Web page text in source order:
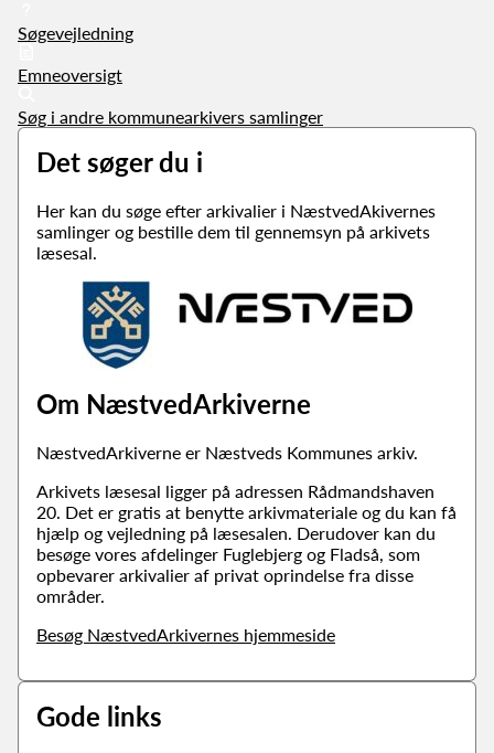
Søgevejledning
Emneoversigt
Søg i andre kommunearkivers samlinger
Det søger du i
Her kan du søge efter arkivalier i NæstvedAkivernes
samlinger og bestille dem til gennemsyn på arkivets
læsesal.
Om NæstvedArkiverne
NæstvedArkiverne er Næstveds Kommunes arkiv.
Arkivets læsesal ligger på adressen Rådmandshaven
20. Det er gratis at benytte arkivmateriale og du kan få
hjælp og vejledning på læsesalen. Derudover kan du
besøge vores afdelinger Fuglebjerg og Fladså, som
opbevarer arkivalier af privat oprindelse fra disse
områder.
Besøg NæstvedArkivernes hjemmeside
Gode links